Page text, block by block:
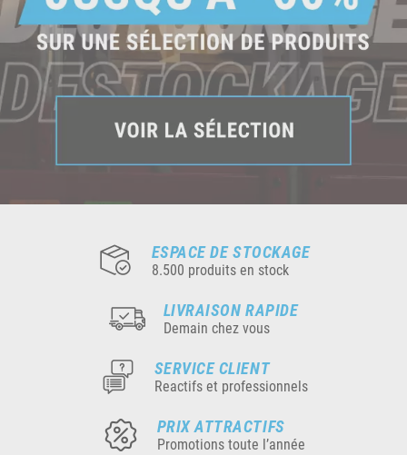
ESPACE DE STOCKAGE
8.500 produits en stock
LIVRAISON RAPIDE
Demain chez vous
SERVICE CLIENT
Reactifs et professionnels
PRIX ATTRACTIFS
Promotions toute l’année